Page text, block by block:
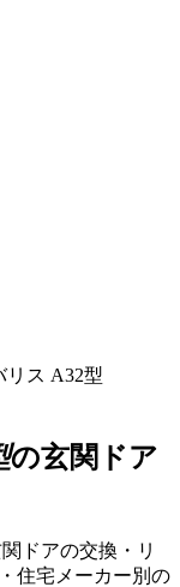
リス A32型
の玄関ドア
ドアの交換・リ
住宅メーカー別の